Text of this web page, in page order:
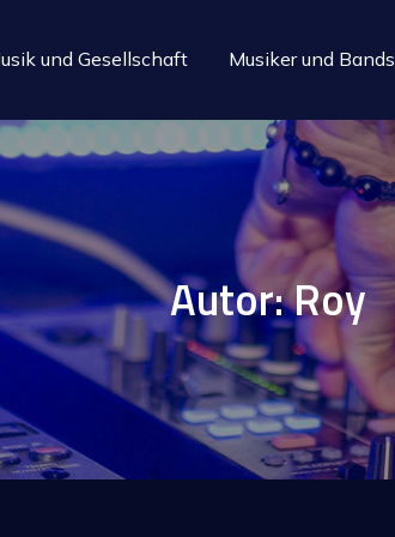
und Gesellschaft Musiker und Bands
Autor:Roy